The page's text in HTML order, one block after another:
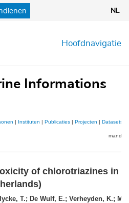
NL
Hoofdnavigatie
Informations
| Instituten | Publicaties| Projecten | Datasets
mandje
of chlorotriazines in
T.; De Wulf, E.; Verheyden, K.;